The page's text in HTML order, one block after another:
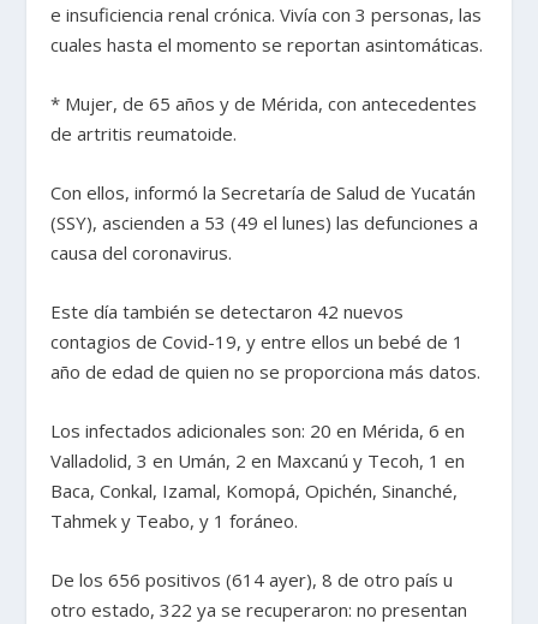
e insuficiencia renal crónica. Vivía con 3 personas, las
cuales hasta el momento se reportan asintomáticas.
* Mujer, de 65 años y de Mérida, con antecedentes
de artritis reumatoide.
Con ellos, informó la Secretaría de Salud de Yucatán
(SSY), ascienden a 53 (49 el lunes) las defunciones a
causa del coronavirus.
Este día también se detectaron 42 nuevos
contagios de Covid-19, y entre ellos un bebé de 1
año de edad de quien no se proporciona más datos.
Los infectados adicionales son: 20 en Mérida, 6 en
Valladolid, 3 en Umán, 2 en Maxcanú y Tecoh, 1 en
Baca, Conkal, Izamal, Komopá, Opichén, Sinanché,
Tahmek y Teabo, y 1 foráneo.
De los 656 positivos (614 ayer), 8 de otro país u
otro estado, 322 ya se recuperaron: no presentan